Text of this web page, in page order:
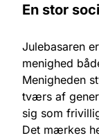
En stor
Julebasaren
menighed
Menigheden
tværs af
sig som
Det mærkes